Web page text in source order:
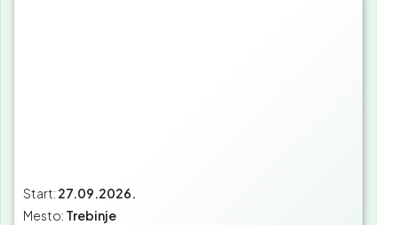
Start: 27.09.2026.
Mesto: Trebinje